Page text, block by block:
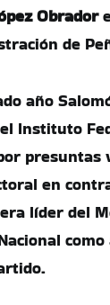
Obrador
de
año
Instituto
presuntas
en
líder del